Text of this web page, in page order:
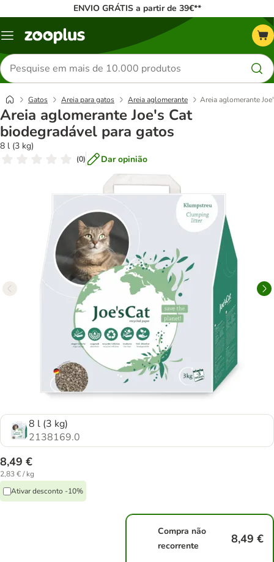
ENVIO GRÁTIS a partir de 39€**
Menu
Pesquisar
produtos
Gatos Areia para gatos Areia aglomerante Areia aglomerante
Areia aglomerante Joe's Cat
biodegradável para gatos
8 l (3 kg)
(0) Dar opinião
8 l (3 kg)
2138169.0
8,49 €
2,83 € / kg
Ativar desconto -10%
Compra não
recorrente
8,49 €